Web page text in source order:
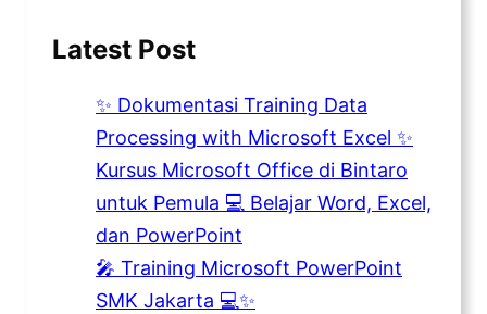
Latest Post
✨ Dokumentasi Training Data
Processing with Microsoft Excel ✨
Kursus Microsoft Office di Bintaro
untuk Pemula 💻 Belajar Word, Excel,
dan PowerPoint
🎤 Training Microsoft PowerPoint
SMK Jakarta 💻✨